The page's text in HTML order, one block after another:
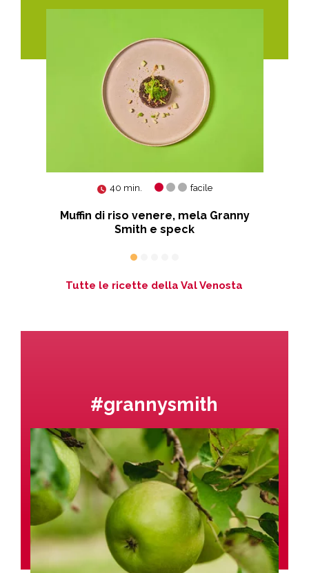
40 min. facile
Muffin di riso venere, mela Granny
Smith e speck
Tutte le ricette della Val Venosta
#grannysmith